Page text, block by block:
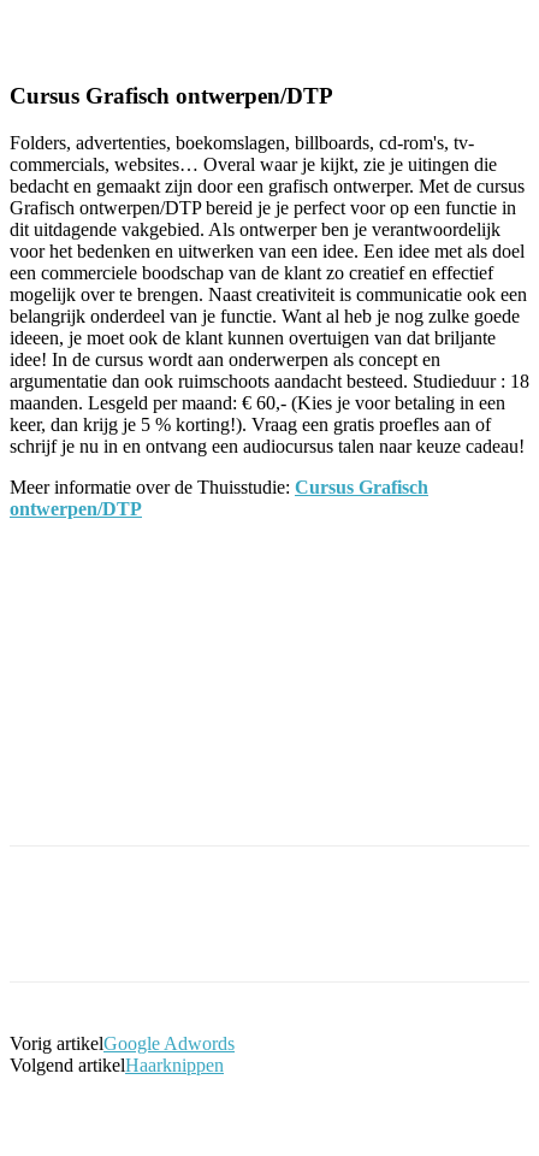
Cursus Grafisch ontwerpen/DTP
Folders, advertenties, boekomslagen, billboards, cd-rom's, tv-
commercials, websites… Overal waar je kijkt, zie je uitingen die
bedacht en gemaakt zijn door een grafisch ontwerper. Met de cursus
Grafisch ontwerpen/DTP bereid je je perfect voor op een functie in
dit uitdagende vakgebied. Als ontwerper ben je verantwoordelijk
voor het bedenken en uitwerken van een idee. Een idee met als doel
een commerciele boodschap van de klant zo creatief en effectief
mogelijk over te brengen. Naast creativiteit is communicatie ook een
belangrijk onderdeel van je functie. Want al heb je nog zulke goede
ideeen, je moet ook de klant kunnen overtuigen van dat briljante
idee! In de cursus wordt aan onderwerpen als concept en
argumentatie dan ook ruimschoots aandacht besteed. Studieduur : 18
maanden. Lesgeld per maand: € 60,- (Kies je voor betaling in een
keer, dan krijg je 5 % korting!). Vraag een gratis proefles aan of
schrijf je nu in en ontvang een audiocursus talen naar keuze cadeau!
Meer informatie over de Thuisstudie: Cursus Grafisch
ontwerpen/DTP
Vorig artikelGoogle Adwords
Volgend artikelHaarknippen